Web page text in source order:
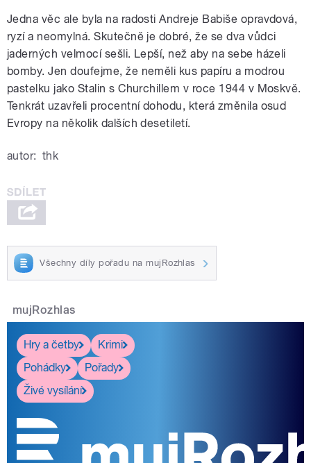
Jedna věc ale byla na radosti Andreje Babiše opravdová,
ryzí a neomylná. Skutečně je dobré, že se dva vůdci
jaderných velmocí sešli. Lepší, než aby na sebe házeli
bomby. Jen doufejme, že neměli kus papíru a modrou
pastelku jako Stalin s Churchillem v roce 1944 v Moskvě.
Tenkrát uzavřeli procentní dohodu, která změnila osud
Evropy na několik dalších desetiletí.
autor: thk
Všechny díly pořadu na mujRozhlas
mujRozhlas
Hry a četby
Krimi
Pohádky
Pořady
Živé vysílání